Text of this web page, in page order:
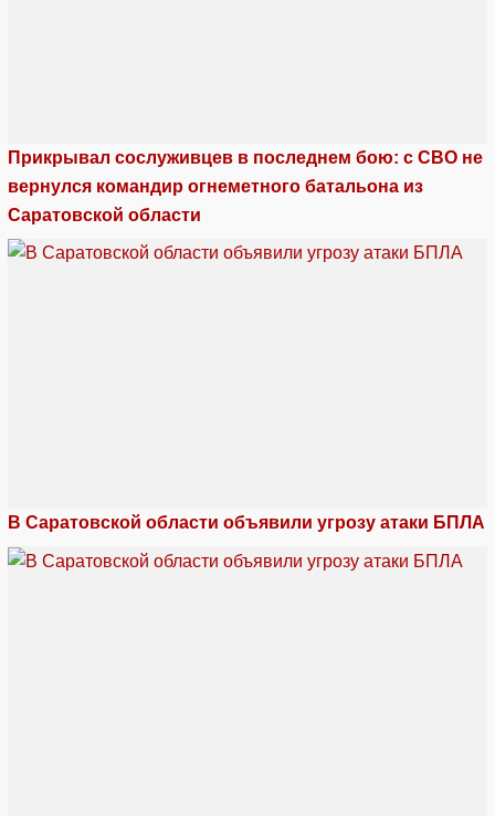
Прикрывал сослуживцев в последнем бою: с СВО не
вернулся командир огнеметного батальона из
Саратовской области
В Саратовской области объявили угрозу атаки БПЛА